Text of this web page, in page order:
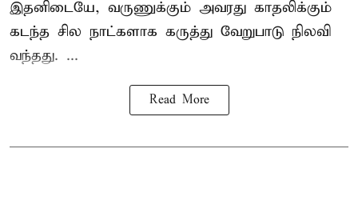
இதனிடையே, வருணுக்கும் அவரது காதலிக்கும்
கடந்த சில நாட்களாக கருத்து வேறுபாடு நிலவி
வந்தது. ...
Read More